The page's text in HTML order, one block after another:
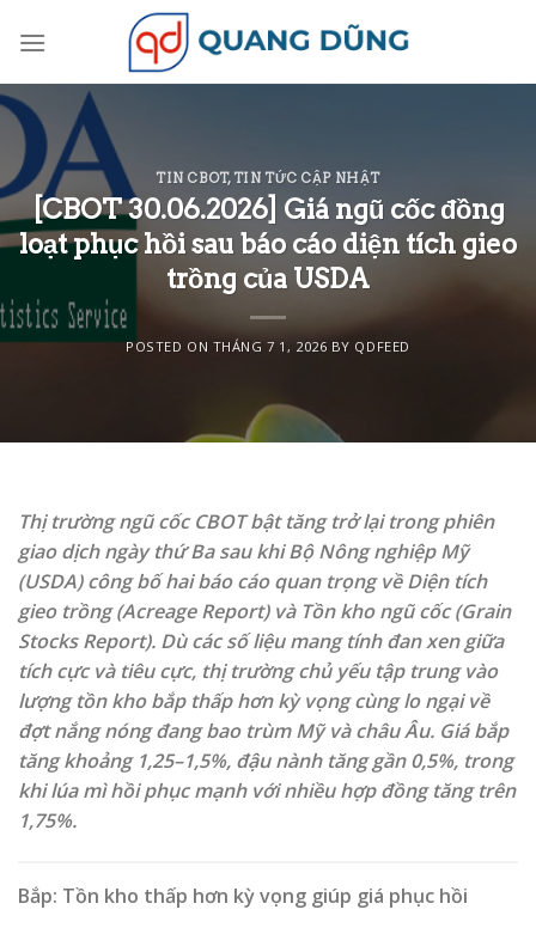
TIN CBOT, TIN TỨC CẬP NHẬT
[CBOT 30.06.2026] Giá ngũ cốc đồng
loạt phục hồi sau báo cáo diện tích gieo
trồng của USDA
POSTED ON THÁNG 7 1, 2026 BY QDFEED
Thị trường ngũ cốc CBOT bật tăng trở lại trong phiên
giao dịch ngày thứ Ba sau khi Bộ Nông nghiệp Mỹ
(USDA) công bố hai báo cáo quan trọng về Diện tích
gieo trồng (Acreage Report) và Tồn kho ngũ cốc (Grain
Stocks Report). Dù các số liệu mang tính đan xen giữa
tích cực và tiêu cực, thị trường chủ yếu tập trung vào
lượng tồn kho bắp thấp hơn kỳ vọng cùng lo ngại về
đợt nắng nóng đang bao trùm Mỹ và châu Âu. Giá bắp
tăng khoảng 1,25–1,5%, đậu nành tăng gần 0,5%, trong
khi lúa mì hồi phục mạnh với nhiều hợp đồng tăng trên
1,75%.
Bắp: Tồn kho thấp hơn kỳ vọng giúp giá phục hồi